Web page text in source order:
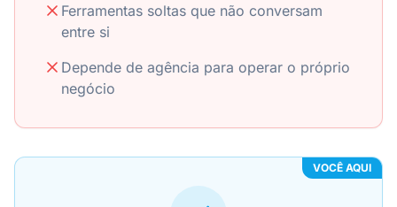
Ferramentas soltas que não conversam
entre si
Depende de agência para operar o próprio
negócio
VOCÊ AQUI